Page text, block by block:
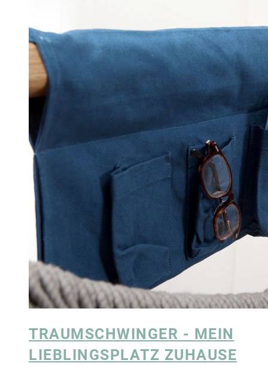
TRAUMSCHWINGER - MEIN
LIEBLINGSPLATZ ZUHAUSE